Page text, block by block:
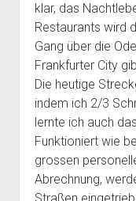
klar, das
Restaurants wird
Gang über die
Frankfurter City
Die heutige
indem ich 2/3
lernte ich auch
Funktioniert wie
grossen
Abrechnung,